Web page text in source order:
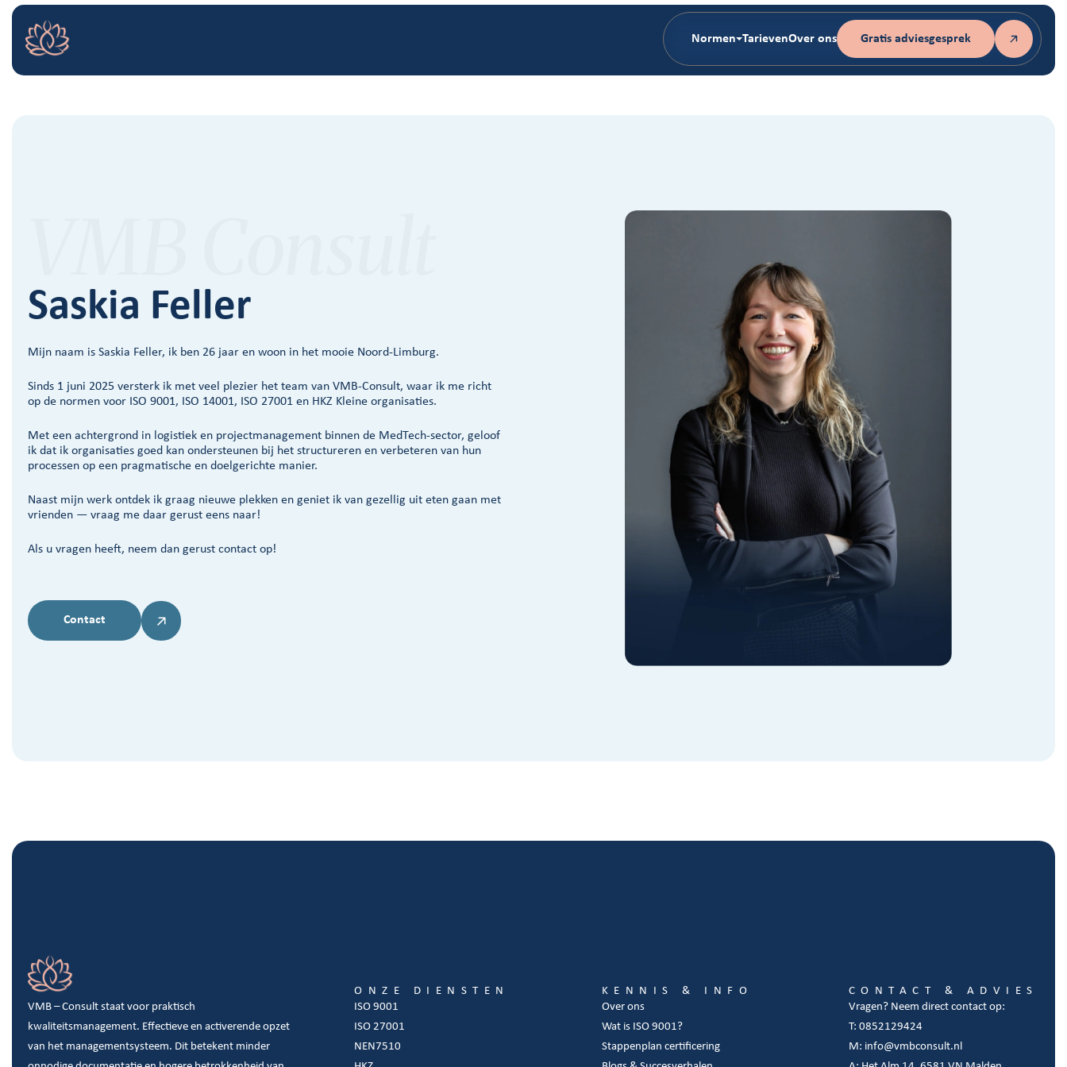
Normen TarievenOver ons Gratis adviesgesprek
Saskia Feller
Mijn naam is Saskia Feller, ik ben 26 jaar en woon in het mooie Noord-Limburg.
Sinds 1 juni 2025 versterk ik met veel plezier het team van VMB-Consult, waar ik me richt
op de normen voor ISO 9001, ISO 14001, ISO 27001 en HKZ Kleine organisaties.
Met een achtergrond in logistiek en projectmanagement binnen de MedTech-sector, geloof
ik dat ik organisaties goed kan ondersteunen bij het structureren en verbeteren van hun
processen op een pragmatische en doelgerichte manier.
Naast mijn werk ontdek ik graag nieuwe plekken en geniet ik van gezellig uit eten gaan met
vrienden — vraag me daar gerust eens naar!
Als u vragen heeft, neem dan gerust contact op!
Contact
VMB – Consult staat voor praktisch
kwaliteitsmanagement. Effectieve en activerende opzet
van het managementsysteem. Dit betekent minder
ONZE DIENSTEN
ISO 9001
ISO 27001
NEN7510
KENNIS & INFO
Over ons
Wat is ISO 9001?
Stappenplan certificering
CONTACT & ADVIES
Vragen? Neem direct contact op:
T: 0852129424
M: info@vmbconsult.nl